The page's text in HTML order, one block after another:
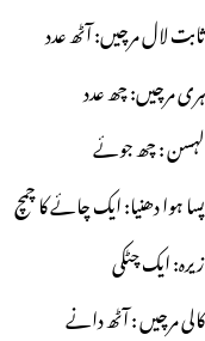
ثابت لال مرچیں: آٹھ عدد
ہری مرچیں: چھ عدد
لہسن : چھ جوئے
پسا ہوا دھنیا: ایک چائے کا چمچ
زیرہ: ایک چٹکی
کالی مرچیں : آٹھ دانے